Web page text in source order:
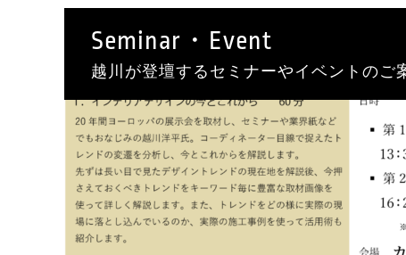
Seminar・Event
越川が登壇するセミナーやイベントのご